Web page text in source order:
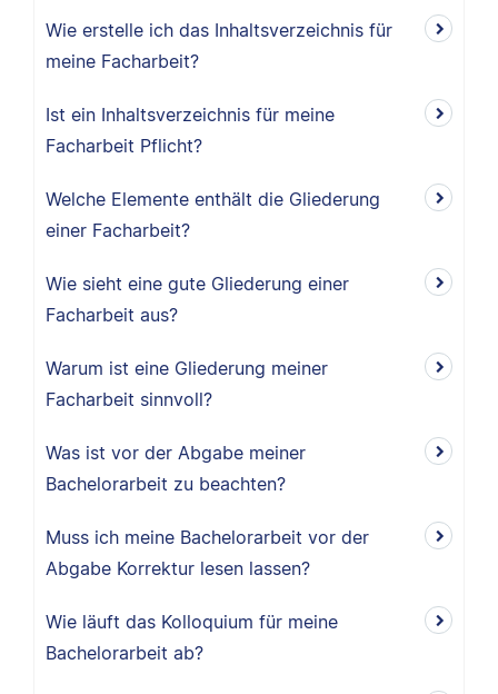
Wie erstelle ich das Inhaltsverzeichnis für
meine Facharbeit?
Ist ein Inhaltsverzeichnis für meine
Facharbeit Pflicht?
Welche Elemente enthält die Gliederung
einer Facharbeit?
Wie sieht eine gute Gliederung einer
Facharbeit aus?
Warum ist eine Gliederung meiner
Facharbeit sinnvoll?
Was ist vor der Abgabe meiner
Bachelorarbeit zu beachten?
Muss ich meine Bachelorarbeit vor der
Abgabe Korrektur lesen lassen?
Wie läuft das Kolloquium für meine
Bachelorarbeit ab?